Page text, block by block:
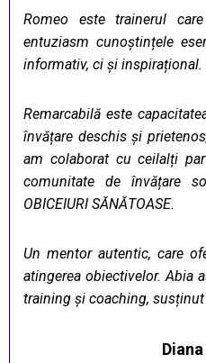
Romeo este trainerul
entuziasm cunoștințele
informativ, ci și inspirațional.
Remarcabilă este
învățare deschis și
am colaborat cu ceilalți
comunitate de învățare
OBICEIURI SĂNĂTOASE.
Un mentor autentic, care
atingerea obiectivelor. Abia
training și coaching, susținut